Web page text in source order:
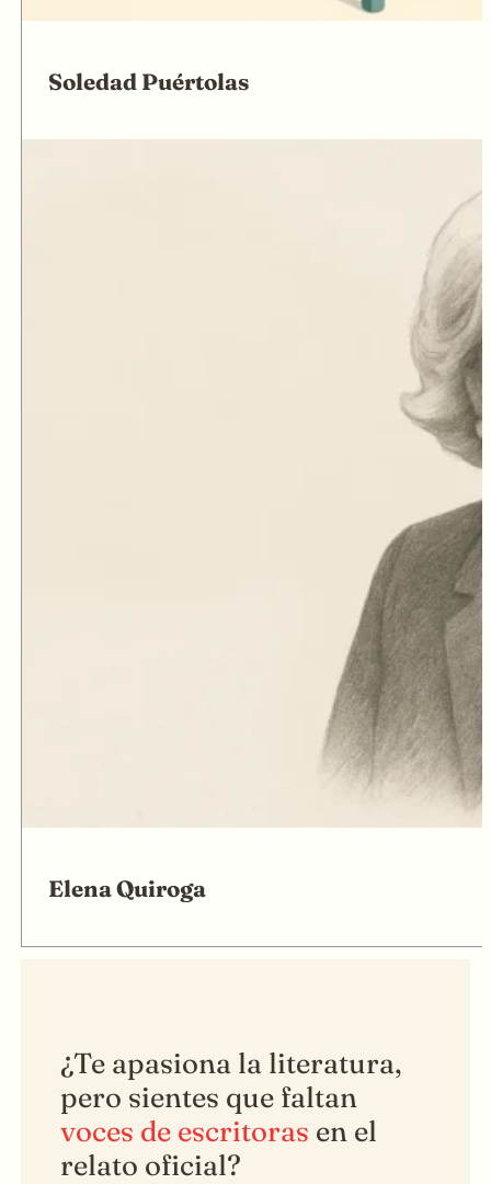
Soledad Puértolas
Elena Quiroga
¿Te apasiona la literatura,
pero sientes que faltan
voces de escritoras en el
relato oficial?